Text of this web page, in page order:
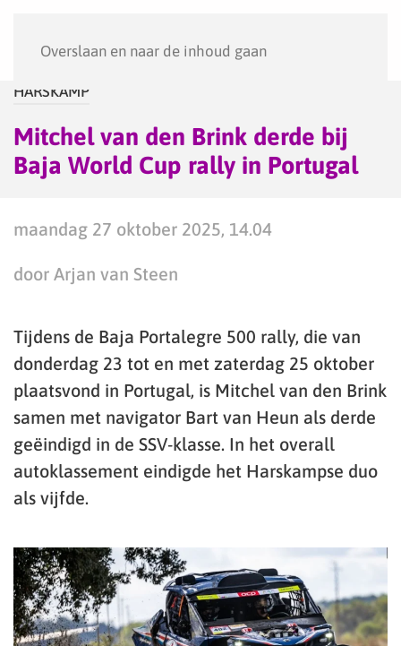
Overslaan en naar de inhoud gaan
HARSKAMP
Mitchel van den Brink derde bij
Baja World Cup rally in Portugal
maandag 27 oktober 2025, 14.04
door Arjan van Steen
Tijdens de Baja Portalegre 500 rally, die van
donderdag 23 tot en met zaterdag 25 oktober
plaatsvond in Portugal, is Mitchel van den Brink
samen met navigator Bart van Heun als derde
geëindigd in de SSV-klasse. In het overall
autoklassement eindigde het Harskampse duo
als vijfde.